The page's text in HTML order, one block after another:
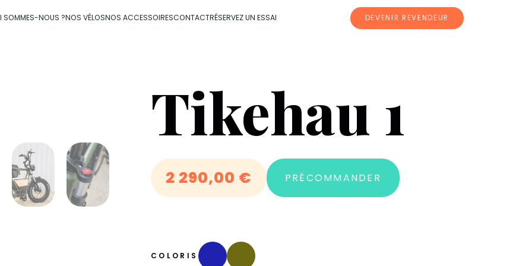
SOMMES-NOUS ?NOS VÉLOSNOS ACCESSOIRESCONTACTRÉSERVEZ UN ESSAI DEVENIR REVENDEUR
Tikehau 1
2 290,00 € PRÉCOMMANDER
COLORIS